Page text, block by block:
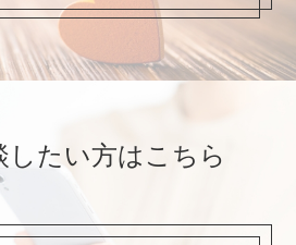
したい方はこちら